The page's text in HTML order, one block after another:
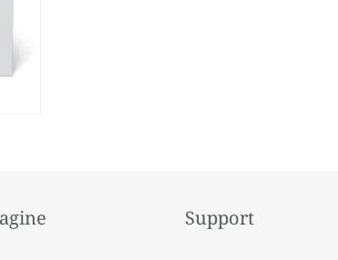
Support